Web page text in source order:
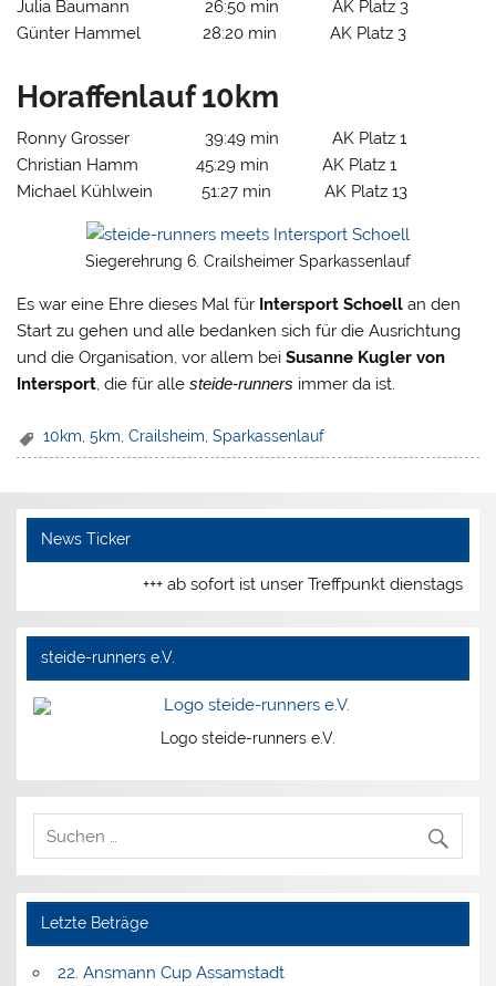
Julia Baumann 26:50 min AK Platz 3
Günter Hammel 28:20 min AK Platz 3
Horaffenlauf 10km
Ronny Grosser 39:49 min AK Platz 1
Christian Hamm 45:29 min AK Platz 1
Michael Kühlwein 51:27 min AK Platz 13
Siegerehrung 6. Crailsheimer Sparkassenlauf
Es war eine Ehre dieses Mal für Intersport Schoell an den
Start zu gehen und alle bedanken sich für die Ausrichtung
und die Organisation, vor allem beiSusanne Kugler von
Intersport, die für allesteide-runners immer da ist.
10km ,5km ,Crailsheim ,Sparkassenlauf
News Ticker
+++ ab sofort ist unser Treffpunkt dienstags und
steide-runners e.V.
Logo steide-runners e.V.
Letzte Beträge
22. Ansmann Cup Assamstadt